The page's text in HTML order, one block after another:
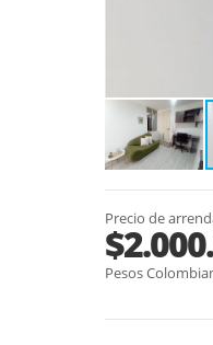
Precio de
Pesos